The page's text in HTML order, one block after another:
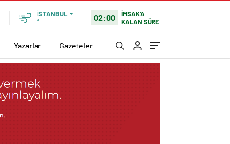
İSTANBUL
°
02:00
İMSAK'A
KALAN SÜRE
Yazarlar Gazeteler